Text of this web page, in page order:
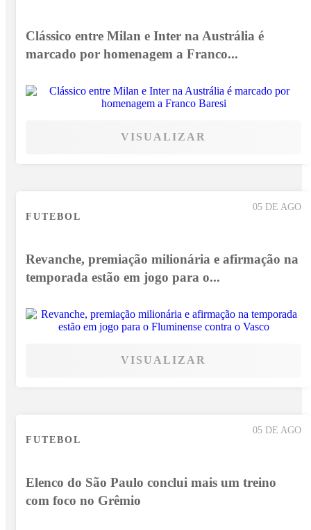
Clássico entre Milan e Inter na Austrália é
marcado por homenagem a Franco...
VISUALIZAR
05 DE AGO
FUTEBOL
Revanche, premiação milionária e afirmação na
temporada estão em jogo para o...
VISUALIZAR
05 DE AGO
FUTEBOL
Elenco do São Paulo conclui mais um treino
com foco no Grêmio